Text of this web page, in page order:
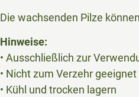
Die wachsenden Pilze
Hinweise:
• Ausschließlich zur
• Nicht zum Verzehr geeignet
• Kühl und trocken lagern